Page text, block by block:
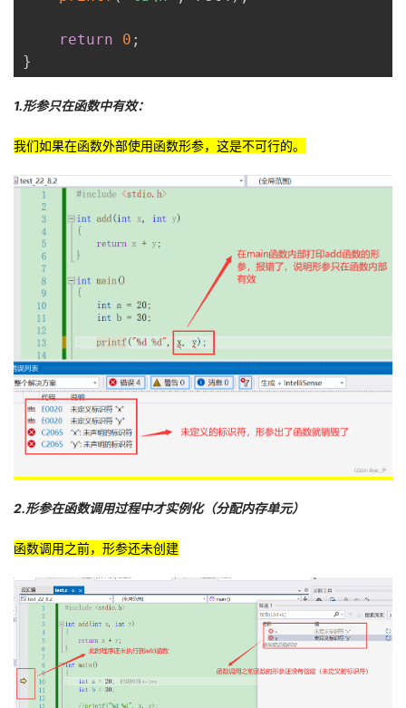
return 0 ;
}
1.形参只在函数中有效：
我们如果在函数外部使用函数形参，这是不可行的。
2.形参在函数调用过程中才实例化（分配内存单元）
函数调用之前，形参还未创建